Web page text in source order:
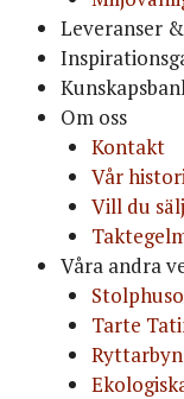
Leveranser
Om oss
Kontakt
Vår
Vill du
Våra andra
Tarte
Ryttarbyn